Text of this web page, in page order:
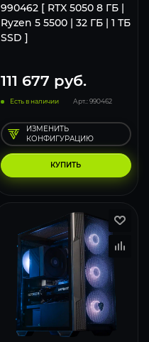
990462 [ RTX 5050 8 ГБ |
Ryzen 5 5500 | 32 ГБ | 1 ТБ
SSD ]
111 677 руб.
Есть в наличии Арт.: 990462
КУПИТЬ
ИЗМЕНИТЬ
КОНФИГУРАЦИЮ